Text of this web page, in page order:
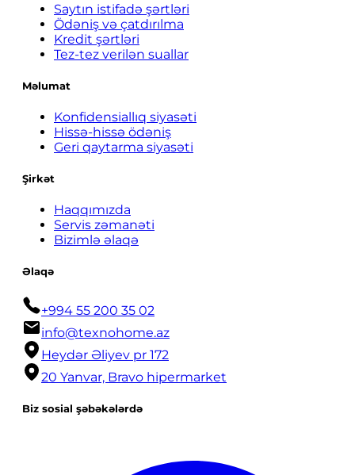
Saytın istifadə şərtləri
Ödəniş və çatdırılma
Kredit şərtləri
Tez-tez verilən suallar
Məlumat
Konfidensiallıq siyasəti
Hissə-hissə ödəniş
Geri qaytarma siyasəti
Şirkət
Haqqımızda
Servis zəmanəti
Bizimlə əlaqə
Əlaqə
+994 55 200 35 02
info@texnohome.az
Heydər Əliyev pr 172
20 Yanvar, Bravo hipermarket
Biz sosial şəbəkələrdə